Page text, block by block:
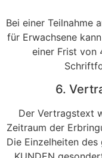
Bei einer Teilnahme
für Erwachsene
einer Frist von
6.
Der Vertragstext
Zeitraum der
Die Einzelheiten